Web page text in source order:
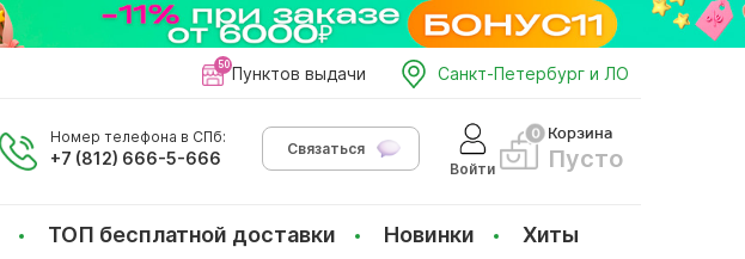
Пунктов выдачи Санкт-Петербург и ЛО
Номер телефона в СПб:
+7 (812) 666-5-666
Связаться
Войти
Корзина
Пусто
ТОП бесплатной доставки Новинки Хиты